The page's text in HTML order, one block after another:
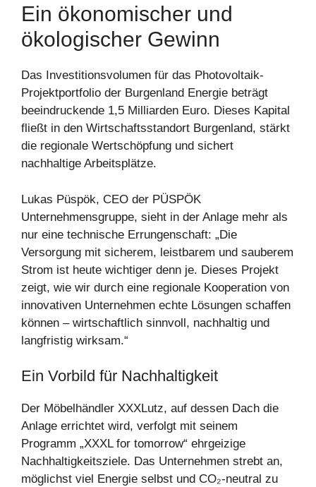
Ein ökonomischer und
ökologischer Gewinn
Das Investitionsvolumen für das Photovoltaik-
Projektportfolio der Burgenland Energie beträgt
beeindruckende 1,5 Milliarden Euro. Dieses Kapital
fließt in den Wirtschaftsstandort Burgenland, stärkt
die regionale Wertschöpfung und sichert
nachhaltige Arbeitsplätze.
Lukas Püspök, CEO der PÜSPÖK
Unternehmensgruppe, sieht in der Anlage mehr als
nur eine technische Errungenschaft: „Die
Versorgung mit sicherem, leistbarem und sauberem
Strom ist heute wichtiger denn je. Dieses Projekt
zeigt, wie wir durch eine regionale Kooperation von
innovativen Unternehmen echte Lösungen schaffen
können – wirtschaftlich sinnvoll, nachhaltig und
langfristig wirksam.“
Ein Vorbild für Nachhaltigkeit
Der Möbelhändler XXXLutz, auf dessen Dach die
Anlage errichtet wird, verfolgt mit seinem
Programm „XXXL for tomorrow“ ehrgeizige
Nachhaltigkeitsziele. Das Unternehmen strebt an,
möglichst viel Energie selbst und CO₂-neutral zu